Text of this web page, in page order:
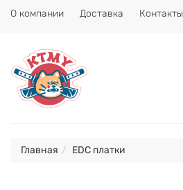
О компании Доставка Контакты
Главная EDC платки